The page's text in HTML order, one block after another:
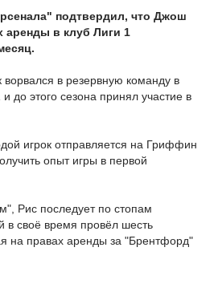
подтвердил, что Джош
аренды в клуб Лиги 1
в резервную команду в
до этого сезона принял участие в
игрок отправляется на Гриффин
опыт игры в первой
Рис последует по стопам
в своё время провёл шесть
на правах аренды за "Брентфорд"